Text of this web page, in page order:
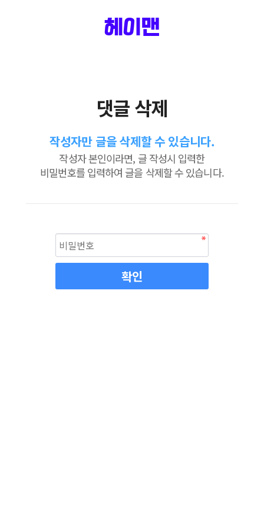
헤이맨
댓글 삭제
작성자만 글을 삭제할 수 있습니다.
작성자 본인이라면, 글 작성시 입력한
비밀번호를 입력하여 글을 삭제할 수 있습니다.